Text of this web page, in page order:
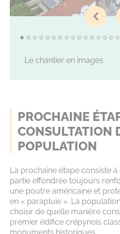
Le chantier en images
PROCHAINE
CONSULTATION
POPULATION
La prochaine étape consiste à
partie effondrée toujours
une poutre américaine et
en « parapluie ». La
choisir de quelle manière
premier édifice crépynois